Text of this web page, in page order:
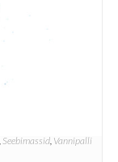
Seebimassid Vannipalli